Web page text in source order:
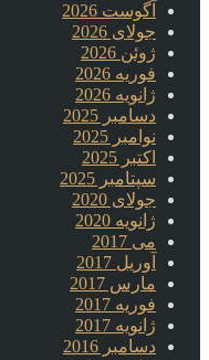
آگوست 2026
جولای 2026
ژوئن 2026
فوریه 2026
ژانویه 2026
دسامبر 2025
نوامبر 2025
اکتبر 2025
سپتامبر 2025
جولای 2020
ژانویه 2020
می 2017
آوریل 2017
مارس 2017
فوریه 2017
ژانویه 2017
دسامبر 2016